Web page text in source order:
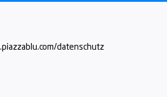
datenschutz